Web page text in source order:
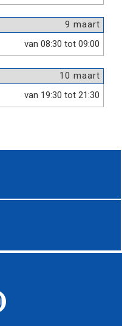
9 maart
van 08:30 tot 09:00
10 maart
van 19:30 tot 21:30